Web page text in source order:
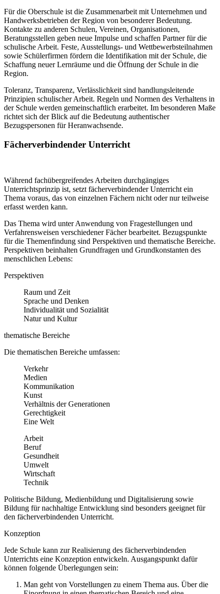
Für die Oberschule ist die Zusammenarbeit mit Unternehmen und
Handwerksbetrieben der Region von besonderer Bedeutung.
Kontakte zu anderen Schulen, Vereinen, Organisationen,
Beratungsstellen geben neue Impulse und schaffen Partner für die
schulische Arbeit. Feste, Ausstellungs- und Wettbewerbsteilnahmen
sowie Schülerfirmen fördern die Identifikation mit der Schule, die
Schaffung neuer Lernräume und die Öffnung der Schule in die
Region.
Toleranz, Transparenz, Verlässlichkeit sind handlungsleitende
Prinzipien schulischer Arbeit. Regeln und Normen des Verhaltens in
der Schule werden gemeinschaftlich erarbeitet. Im besonderen Maße
richtet sich der Blick auf die Bedeutung authentischer
Bezugspersonen für Heranwachsende.
Fächerverbindender Unterricht
Während fachübergreifendes Arbeiten durchgängiges
Unterrichtsprinzip ist, setzt fächerverbindender Unterricht ein
Thema voraus, das von einzelnen Fächern nicht oder nur teilweise
erfasst werden kann.
Das Thema wird unter Anwendung von Fragestellungen und
Verfahrensweisen verschiedener Fächer bearbeitet. Bezugspunkte
für die Themenfindung sind Perspektiven und thematische Bereiche.
Perspektiven beinhalten Grundfragen und Grundkonstanten des
menschlichen Lebens:
Perspektiven
Raum und Zeit
Sprache und Denken
Individualität und Sozialität
Natur und Kultur
thematische Bereiche
Die thematischen Bereiche umfassen:
Verkehr
Medien
Kommunikation
Kunst
Verhältnis der Generationen
Gerechtigkeit
Eine Welt
Arbeit
Beruf
Gesundheit
Umwelt
Wirtschaft
Technik
Politische Bildung, Medienbildung und Digitalisierung sowie
Bildung für nachhaltige Entwicklung sind besonders geeignet für
den fächerverbindenden Unterricht.
Konzeption
Jede Schule kann zur Realisierung des fächerverbindenden
Unterrichts eine Konzeption entwickeln. Ausgangspunkt dafür
können folgende Überlegungen sein:
Man geht von Vorstellungen zu einem Thema aus. Über die